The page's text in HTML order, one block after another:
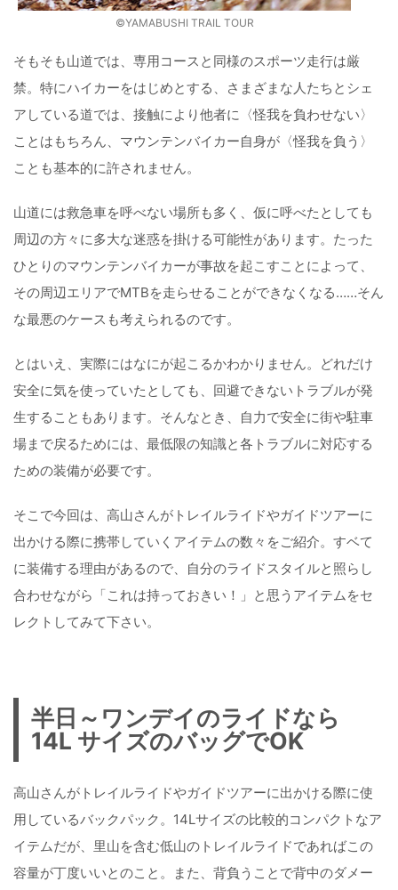
©YAMABUSHI TRAIL TOUR
そもそも山道では、専用コースと同様のスポーツ走行は厳
禁。特にハイカーをはじめとする、さまざまな人たちとシェ
アしている道では、接触により他者に〈怪我を負わせない〉
ことはもちろん、マウンテンバイカー自身が〈怪我を負う〉
ことも基本的に許されません。
山道には救急車を呼べない場所も多く、仮に呼べたとしても
周辺の方々に多大な迷惑を掛ける可能性があります。たった
ひとりのマウンテンバイカーが事故を起こすことによって、
その周辺エリアでMTBを走らせることができなくなる……そん
な最悪のケースも考えられるのです。
とはいえ、実際にはなにが起こるかわかりません。どれだけ
安全に気を使っていたとしても、回避できないトラブルが発
生することもあります。そんなとき、自力で安全に街や駐車
場まで戻るためには、最低限の知識と各トラブルに対応する
ための装備が必要です。
そこで今回は、高山さんがトレイルライドやガイドツアーに
出かける際に携帯していくアイテムの数々をご紹介。すベて
に装備する理由があるので、自分のライドスタイルと照らし
合わせながら「これは持っておきい！」と思うアイテムをセ
レクトしてみて下さい。
半日～ワンデイのライドなら
14L サイズのバッグでOK
高山さんがトレイルライドやガイドツアーに出かける際に使
用しているバックパック。14Lサイズの比較的コンパクトなア
イテムだが、里山を含む低山のトレイルライドであればこの
容量が丁度いいとのこと。また、背負うことで背中のダメー